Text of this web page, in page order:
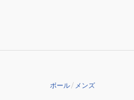
ボール/ メンズ